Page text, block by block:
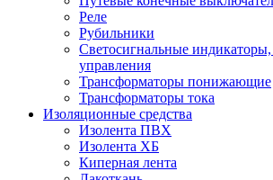
Реле
Рубильники
Светосигнальные
управления
Трансформаторы понижающие
Трансформаторы тока
Изоляционные средства
Изолента ПВХ
Изолента ХБ
Киперная лента